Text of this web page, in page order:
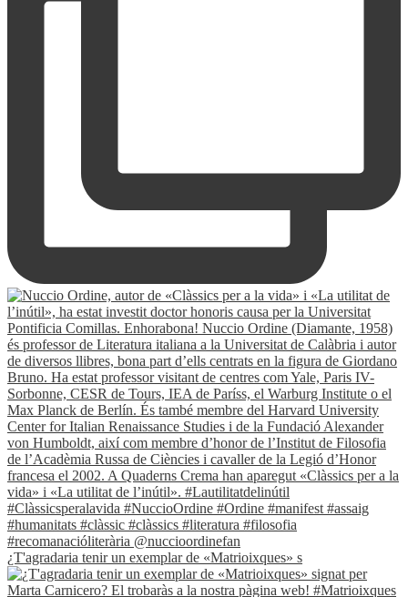
¿T'agradaria tenir un exemplar de «Matrioixques» s